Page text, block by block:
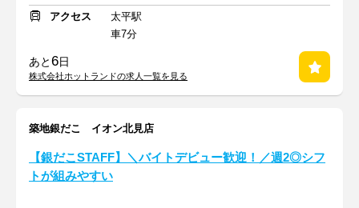
アクセス
太平駅
車7分
あと6日
株式会社ホットランドの求人一覧を見る
築地銀だこ イオン北見店
【銀だこSTAFF】＼バイトデビュー歓迎！／週2◎シフ
トが組みやすい